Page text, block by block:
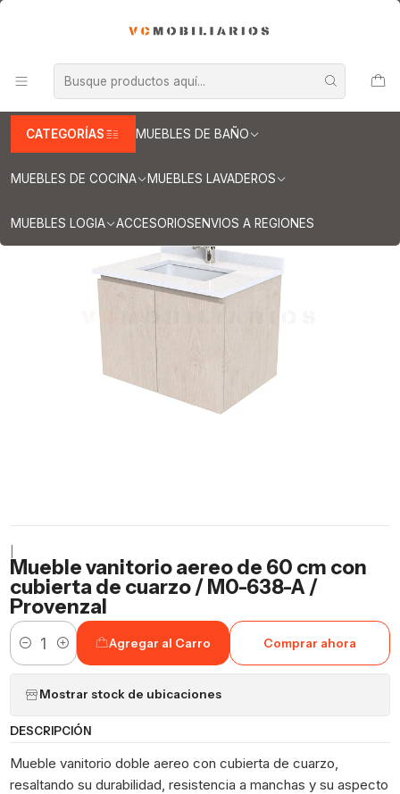
CATEGORÍAS MUEBLES DE BAÑO
MUEBLES DE COCINA MUEBLES LAVADEROS
MUEBLES LOGIA ACCESORIOSENVIOS A REGIONES
Muebles vanitorio aereo - simple
Mueble vanitorios aereo - simple de cuarzo
Muebles vanitorios aereo simple cuarzo / 60 cm
Mueble vanitorio aereo de 60 cm con cubierta de cuarzo / M0-
Mueble vanitorio aereo de 60 cm con
cubierta de cuarzo / M0-638-A /
Provenzal
Cantidad
Agregar al Carro Comprar ahora
Mostrar stock de ubicaciones
DESCRIPCIÓN
Mueble vanitorio doble aereo con cubierta de cuarzo,
resaltando su durabilidad, resistencia a manchas y su aspecto